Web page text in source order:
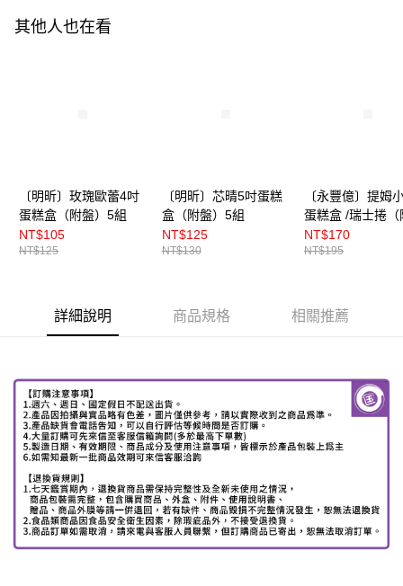
其他人也在看
〔明昕〕玫瑰歐蕾4吋
蛋糕盒（附盤）5組
NT$105
NT$125
〔明昕〕芯晴5吋蛋糕
盒（附盤）5組
NT$125
NT$130
〔永豐億〕提姆
蛋糕盒 /瑞士捲（
袋）5組
NT$170
NT$195
詳細說明 商品規格 相關推薦